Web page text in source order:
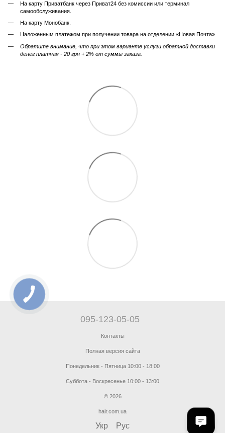
На карту Приватбанк через Приват24 без комиссии или терминал
самообслуживания.
На карту Монобанк.
Наложенным платежом при получении товара на отделении «Новая Почта».
Обратите внимание, что при этом варианте услуги обратной доставки
денег платная - 20 грн + 2% от суммы заказа.
095-123-05-05
Контакты
Полная версия сайта
Понедельник - Пятница 10:00 - 18:00
Суббота - Воскресенье 10:00 - 13:00
© 2026
hair.com.ua
Укр Рус